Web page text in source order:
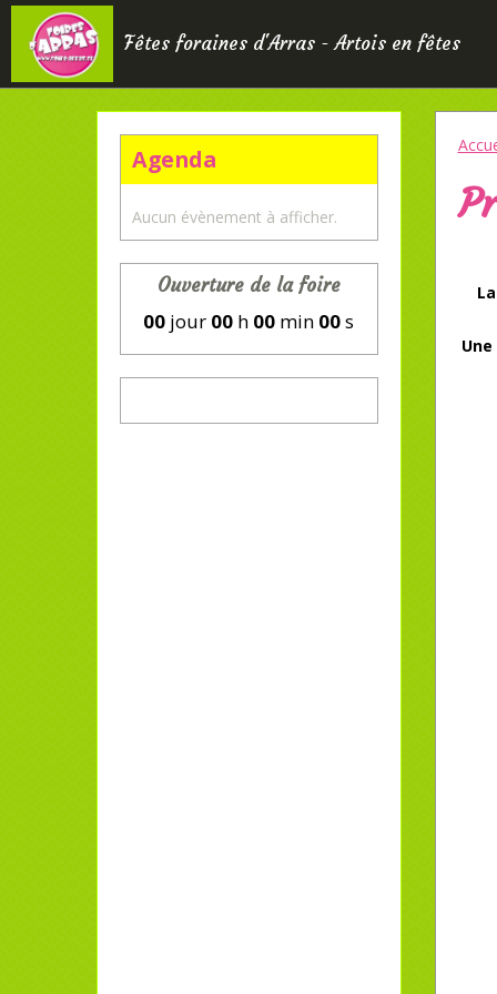
Fêtes foraines d'Arras - Artois en fêtes
Agenda
Aucun évènement à afficher.
Ouverture de la foire
00 jour 00 h 00 min 00s